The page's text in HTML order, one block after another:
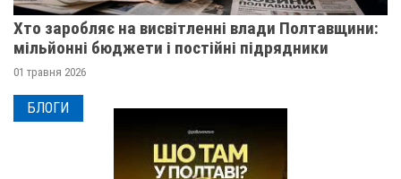
Хто заробляє на висвітленні влади Полтавщини:
мільйонні бюджети і постійні підрядники
01 травня 2026
БЛОГИ